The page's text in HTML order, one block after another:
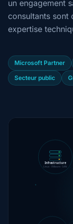
un engagement
consultants sont
expertise
Microsoft Partner
Secteur public